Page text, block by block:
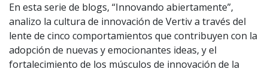
En esta serie de blogs, “Innovando abiertamente”,
analizo la cultura de innovación de Vertiv a través del
lente de cinco comportamientos que contribuyen con la
adopción de nuevas y emocionantes ideas, y el
fortalecimiento de los músculos de innovación de la